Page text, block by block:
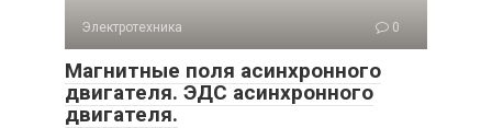
Электротехника 0
Магнитные поля асинхронного
двигателя. ЭДС асинхронного
двигателя.